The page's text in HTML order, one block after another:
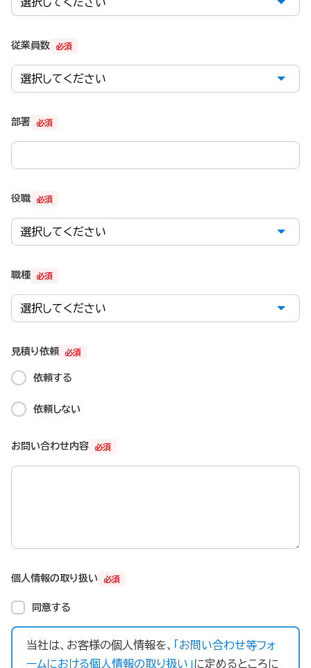
必須
従業員数
必須
部署
必須
役職
必須
職種
必須
見積り依頼
依頼する
依頼しない
必須
お問い合わせ内容
必須
個人情報の取り扱い
同意する
当社は、お客様の個人情報を、
「お問い合わせ等フォ
ームにおける個人情報の取り扱い」に定めるところに